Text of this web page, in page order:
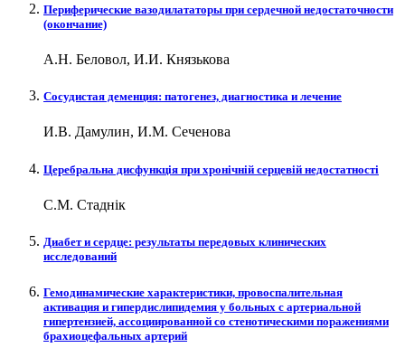
Периферические вазодилататоры при сердечной недостаточности
(окончание)
А.Н. Беловол, И.И. Князькова
Сосудистая деменция: патогенез, диагностика и лечение
И.В. Дамулин, И.М. Сеченова
Церебральна дисфункція при хронічній серцевій недостатності
С.М. Стаднік
Диабет и сердце: результаты передовых клинических
исследований
Гемодинамические характеристики, провоспалительная
активация и гипердислипидемия у больных с артериальной
гипертензией, ассоциированной со стенотическими поражениями
брахиоцефальных артерий